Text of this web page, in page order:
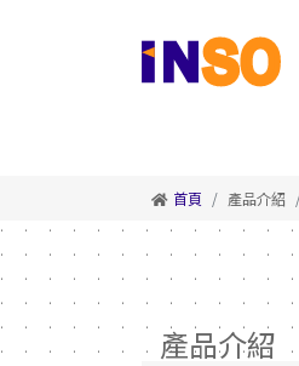
首頁 產品介紹
產品介紹